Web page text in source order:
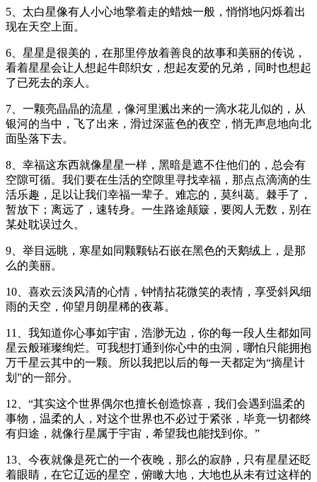
5、太白星像有人小心地擎着走的蜡烛一般，悄悄地闪烁着出
现在天空上面。
6、星星是很美的，在那里停放着善良的故事和美丽的传说，
看着星星会让人想起牛郎织女，想起友爱的兄弟，同时也想起
了已死去的亲人。
7、一颗亮晶晶的流星，像河里溅出来的一滴水花儿似的，从
银河的当中，飞了出来，滑过深蓝色的夜空，悄无声息地向北
面坠落下去。
8、幸福这东西就像星星一样，黑暗是遮不住他们的，总会有
空隙可循。我们要在生活的空隙里寻找幸福，那点点滴滴的生
活乐趣，足以让我们幸福一辈子。难忘的，莫纠葛。棘手了，
暂放下；离远了，速转身。一生路途颠簸，要阅人无数，别在
某处耽误过久。
9、举目远眺，寒星如同颗颗钻石嵌在黑色的天鹅绒上，是那
么的美丽。
10、喜欢云淡风清的心情，钟情拈花微笑的表情，享受斜风细
雨的天空，仰望月朗星稀的夜幕。
11、我知道你心事如宇宙，浩渺无边，你的每一段人生都如同
星云般璀璨绚烂。可我想打通到你心中的虫洞，哪怕只能拥抱
万千星云其中的一颗。所以我把以后的每一天都定为“摘星计
划”的一部分。
12、“其实这个世界偶尔也擅长创造惊喜，我们会遇到温柔的
事物，温柔的人，对这个世界也不必过于紧张，毕竟一切都终
有归途，就像行星属于宇宙，希望我也能找到你。”
13、今夜就像是死亡的一个夜晚，那么的寂静，只有星星还眨
着眼睛，在它辽远的星空，俯瞰大地，大地也从未有过这样的